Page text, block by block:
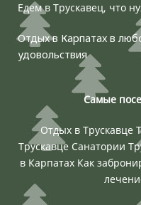
Едем в Трускавец, что
Отдых в Карпатах в
удовольствия
Самые
Отдых в Трускавце
Трускавце Санатории
в Карпатах Как